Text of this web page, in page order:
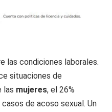
las condiciones laborales.
situaciones de
las mujeres, el 26%
de acoso sexual. Un